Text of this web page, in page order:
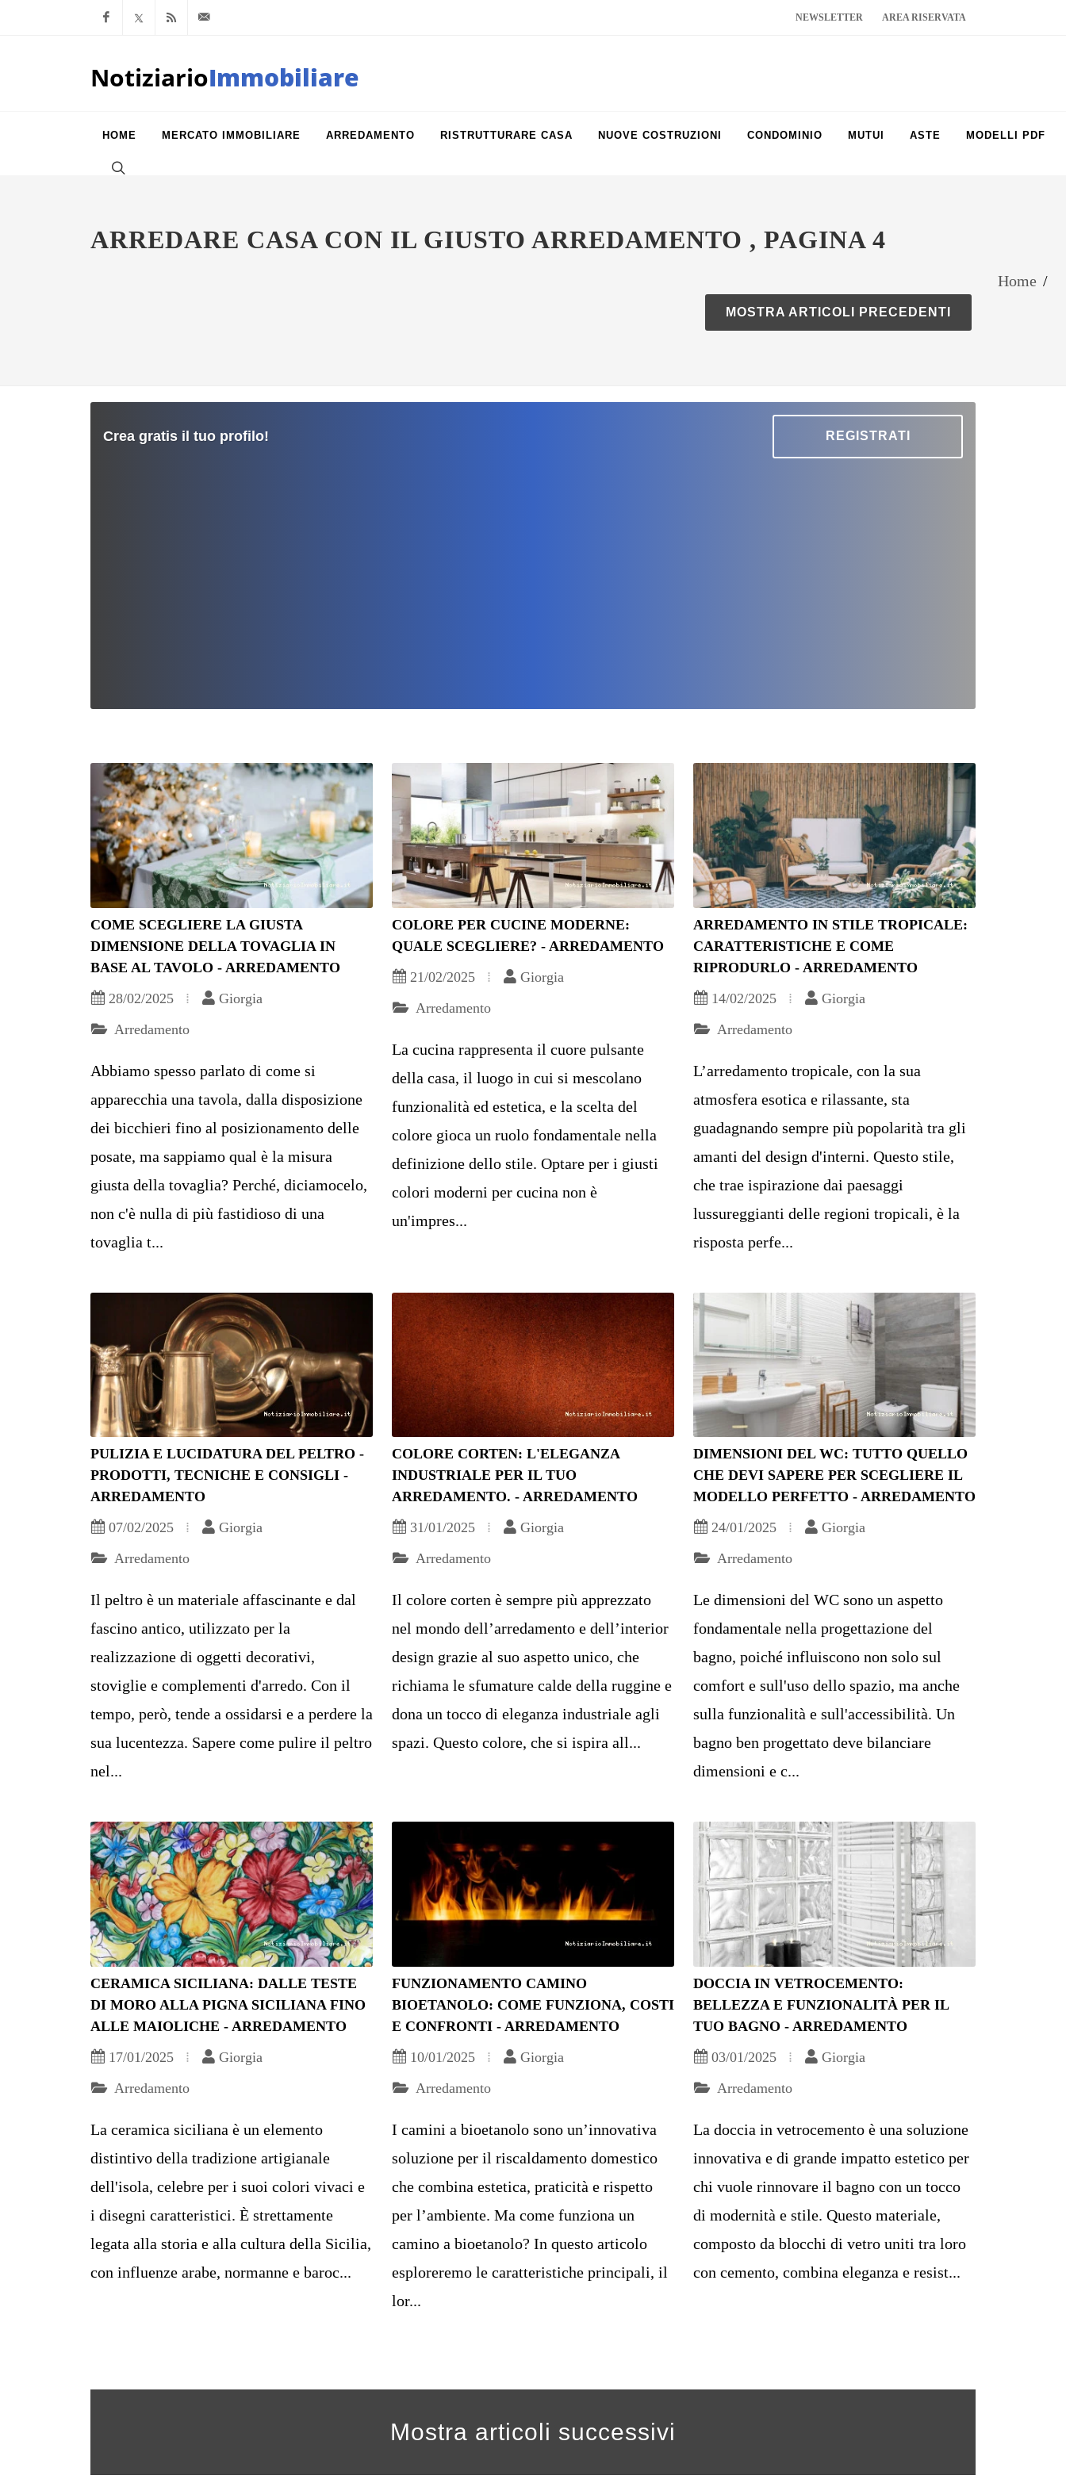
Facebook
x.com Feed RSS NEWSLETTER AREA RISERVATA
NotiziarioImmobiliare
HOME MERCATO IMMOBILIARE ARREDAMENTO RISTRUTTURARE CASA NUOVE COSTRUZIONI CONDOMINIO MUTUI ASTE MODELLI PDF
ARREDARE CASA CON IL GIUSTO ARREDAMENTO , PAGINA 4
Home /
MOSTRA ARTICOLI PRECEDENTI
Crea gratis il tuo profilo! REGISTRATI
COME SCEGLIERE LA GIUSTA
DIMENSIONE DELLA TOVAGLIA IN
BASE AL TAVOLO - ARREDAMENTO
28/02/2025
Giorgia
Arredamento
Abbiamo spesso parlato di come si
apparecchia una tavola, dalla disposizione
dei bicchieri fino al posizionamento delle
posate, ma sappiamo qual è la misura
giusta della tovaglia? Perché, diciamocelo,
non c'è nulla di più fastidioso di una
tovaglia t...
COLORE PER CUCINE MODERNE:
QUALE SCEGLIERE? - ARREDAMENTO
21/02/2025
Giorgia
Arredamento
La cucina rappresenta il cuore pulsante
della casa, il luogo in cui si mescolano
funzionalità ed estetica, e la scelta del
colore gioca un ruolo fondamentale nella
definizione dello stile. Optare per i giusti
colori moderni per cucina non è
un'impres...
ARREDAMENTO IN STILE TROPICALE:
CARATTERISTICHE E COME
RIPRODURLO - ARREDAMENTO
14/02/2025
Giorgia
Arredamento
L’arredamento tropicale, con la sua
atmosfera esotica e rilassante, sta
guadagnando sempre più popolarità tra gli
amanti del design d'interni. Questo stile,
che trae ispirazione dai paesaggi
lussureggianti delle regioni tropicali, è la
risposta perfe...
PULIZIA E LUCIDATURA DEL PELTRO -
PRODOTTI, TECNICHE E CONSIGLI -
ARREDAMENTO
07/02/2025
Giorgia
Arredamento
Il peltro è un materiale affascinante e dal
fascino antico, utilizzato per la
realizzazione di oggetti decorativi,
stoviglie e complementi d'arredo. Con il
tempo, però, tende a ossidarsi e a perdere la
sua lucentezza. Sapere come pulire il peltro
nel...
COLORE CORTEN: L'ELEGANZA
INDUSTRIALE PER IL TUO
ARREDAMENTO. - ARREDAMENTO
31/01/2025
Giorgia
Arredamento
Il colore corten è sempre più apprezzato
nel mondo dell’arredamento e dell’interior
design grazie al suo aspetto unico, che
richiama le sfumature calde della ruggine e
dona un tocco di eleganza industriale agli
spazi. Questo colore, che si ispira all...
DIMENSIONI DEL WC: TUTTO QUELLO
CHE DEVI SAPERE PER SCEGLIERE IL
MODELLO PERFETTO - ARREDAMENTO
24/01/2025
Giorgia
Arredamento
Le dimensioni del WC sono un aspetto
fondamentale nella progettazione del
bagno, poiché influiscono non solo sul
comfort e sull'uso dello spazio, ma anche
sulla funzionalità e sull'accessibilità. Un
bagno ben progettato deve bilanciare
dimensioni e c...
CERAMICA SICILIANA: DALLE TESTE
DI MORO ALLA PIGNA SICILIANA FINO
ALLE MAIOLICHE - ARREDAMENTO
17/01/2025
Giorgia
Arredamento
La ceramica siciliana è un elemento
distintivo della tradizione artigianale
dell'isola, celebre per i suoi colori vivaci e
i disegni caratteristici. È strettamente
legata alla storia e alla cultura della Sicilia,
con influenze arabe, normanne e baroc...
FUNZIONAMENTO CAMINO
BIOETANOLO: COME FUNZIONA, COSTI
E CONFRONTI - ARREDAMENTO
10/01/2025
Giorgia
Arredamento
I camini a bioetanolo sono un’innovativa
soluzione per il riscaldamento domestico
che combina estetica, praticità e rispetto
per l’ambiente. Ma come funziona un
camino a bioetanolo? In questo articolo
esploreremo le caratteristiche principali, il
lor...
DOCCIA IN VETROCEMENTO:
BELLEZZA E FUNZIONALITÀ PER IL
TUO BAGNO - ARREDAMENTO
03/01/2025
Giorgia
Arredamento
La doccia in vetrocemento è una soluzione
innovativa e di grande impatto estetico per
chi vuole rinnovare il bagno con un tocco
di modernità e stile. Questo materiale,
composto da blocchi di vetro uniti tra loro
con cemento, combina eleganza e resist...
Mostra articoli successivi